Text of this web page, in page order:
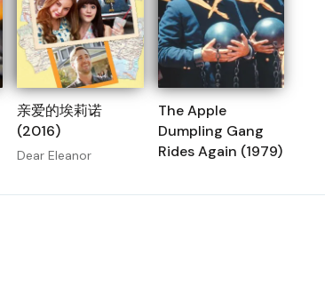
亲爱的埃莉诺
(2016)
Dear Eleanor
The Apple
Dumpling Gang
Rides Again (1979)